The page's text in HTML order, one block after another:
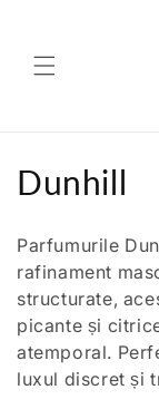
C
l
e
c
ț
Dunhill
Parfumurile
rafinament
structurate,
picante și
atemporal.
luxul discret și